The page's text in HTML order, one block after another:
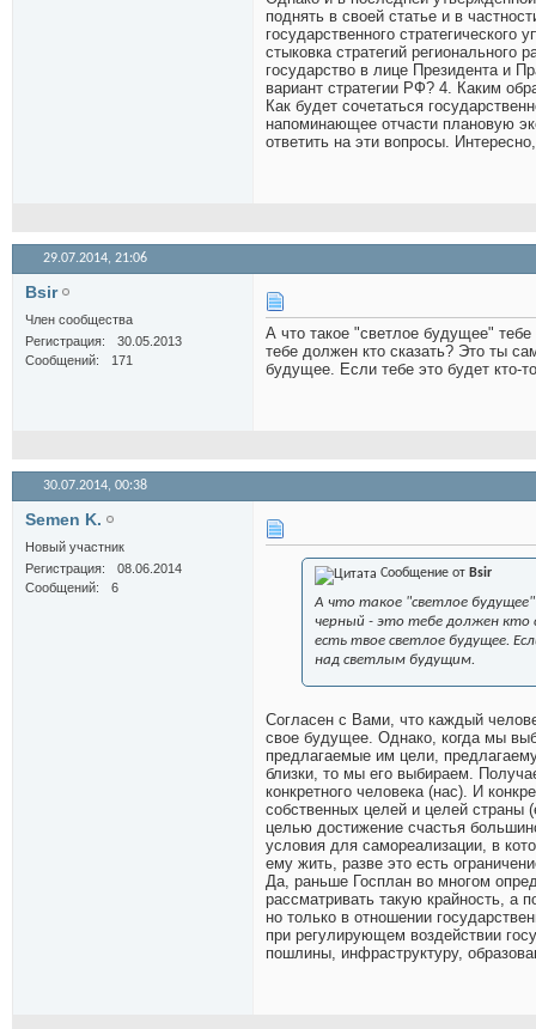
поднять в своей статье и в
государственного
стыковка стратегий регионального
государство в лице Президента и
вариант стратегии РФ? 4. Каким
Как будет сочетаться
напоминающее отчасти плановую
ответить на эти вопросы.
29.07.2014, 21:06
Bsir
Член сообщества
Регистрация
30.05.2013
Сообщений
171
А что такое "светлое будущее"
тебе должен кто сказать? Это ты
будущее. Если тебе это будет кто-
30.07.2014, 00:38
Semen K.
Новый участник
Регистрация
08.06.2014
Сообщений
6
Сообщение от Bsir
А что такое "светлое
черный - это тебе должен
есть твое светлое будущее.
над светлым будущим.
Согласен с Вами, что каждый
свое будущее. Однако, когда мы
предлагаемые им цели,
близки, то мы его выбираем.
конкретного человека (нас). И
собственных целей и целей страны
целью достижение счастья
условия для самореализации, в
ему жить, разве это есть
Да, раньше Госплан во многом
рассматривать такую крайность, а
но только в отношении
при регулирующем воздействии
пошлины, инфраструктуру,